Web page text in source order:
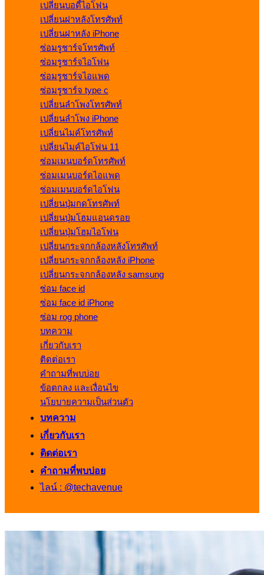
เปลี่ยนบอดี้ไอโฟน
เปลี่ยนฝาหลังโทรศัพท์
เปลี่ยนฝาหลัง iPhone
ซ่อมรูชาร์จโทรศัพท์
ซ่อมรูชาร์จไอโฟน
ซ่อมรูชาร์จไอแพด
ซ่อมรูชาร์จ type c
เปลี่ยนลำโพงโทรศัพท์
เปลี่ยนลำโพง iPhone
เปลี่ยนไมค์โทรศัพท์
เปลี่ยนไมค์ไอโฟน 11
ซ่อมเมนบอร์ดโทรศัพท์
ซ่อมเมนบอร์ดไอแพด
ซ่อมเมนบอร์ดไอโฟน
เปลี่ยนปุ่มกดโทรศัพท์
เปลี่ยนปุ่มโฮมแอนดรอย
เปลี่ยนปุ่มโฮมไอโฟน
เปลี่ยนกระจกกล้องหลังโทรศัพท์
เปลี่ยนกระจกกล้องหลัง iPhone
เปลี่ยนกระจกกล้องหลัง samsung
ซ่อม face id
ซ่อม face id iPhone
ซ่อม rog phone
บทความ
เกี่ยวกับเรา
ติดต่อเรา
คำถามที่พบบ่อย
ข้อตกลง และเงื่อนไข
นโยบายความเป็นส่วนตัว
บทความ
เกี่ยวกับเรา
ติดต่อเรา
คำถามที่พบบ่อย
ไลน์ : @techavenue